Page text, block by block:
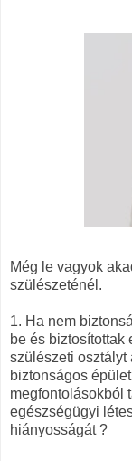
Még le vagyok
szülészeténél.
1. Ha nem
be és
szülészeti osztályt
biztonságos
megfontolásokból
egészségügyi
hiányosságát ?